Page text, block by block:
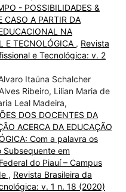
- POSSIBILIDADES &
CASO A PARTIR DA
NA
E TECNOLÓGICA , Revista
e Tecnológica: v. 2
Itaúna Schalcher
Ribeiro, Lilian Maria de
Leal Madeira,
DOS DOCENTES DA
ACERCA DA EDUCAÇÃO
Com a palavra os
Subsequente em
do Piauí – Campus
, Revista Brasileira da
v. 1 n. 18 (2020)